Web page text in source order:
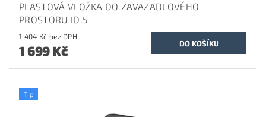
PLASTOVÁ VLOŽKA DO ZAVAZADLOVÉHO
PROSTORU ID.5
1 404 Kč bez DPH
1 699 Kč
Tip